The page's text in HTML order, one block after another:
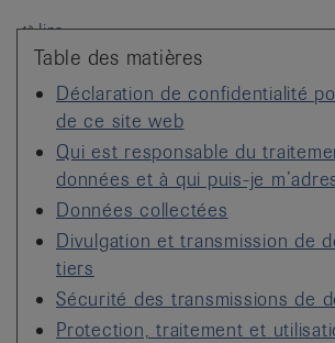
lire
Table des matières
Déclaration de confidentialité
de ce site web
Qui est responsable du
données et à qui puis-je
Données collectées
Divulgation et transmission de
tiers
Sécurité des transmissions de
Protection, traitement et